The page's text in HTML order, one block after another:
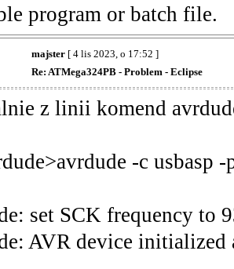
program or batch file.
majster[ 4 lis 2023, o 17:52 ]
Re: ATMega324PB - Problem - Eclipse
z linii komend
-c usbasp
set SCK frequency to
AVR device initialized